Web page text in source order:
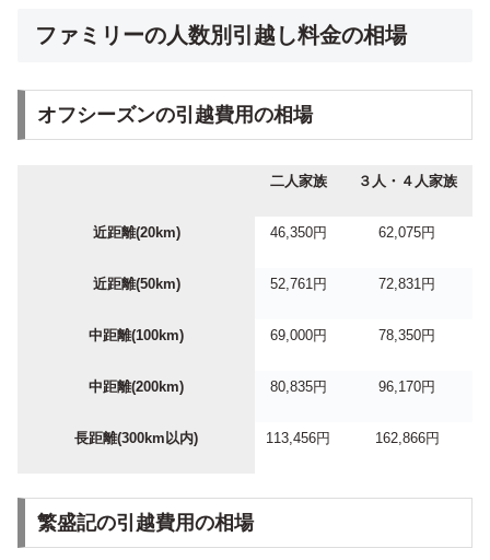
ファミリーの人数別引越し料金の相場
オフシーズンの引越費用の相場
二人家族 ３人・４人家族
近距離(20km) 46,350円 62,075円
近距離(50km) 52,761円 72,831円
中距離(100km) 69,000円 78,350円
中距離(200km) 80,835円 96,170円
長距離(300km以内) 113,456円 162,866円
繁盛記の引越費用の相場